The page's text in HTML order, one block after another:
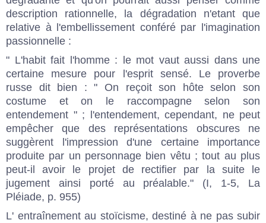
description rationnelle, la dégradation n'etant que
relative à l'embellissement conféré par l'imagination
passionnelle :
" L'habit fait l'homme : le mot vaut aussi dans une
certaine mesure pour l'esprit sensé. Le proverbe
russe dit bien : " On reçoit son hôte selon son
costume et on le raccompagne selon son
entendement " ; l'entendement, cependant, ne peut
empêcher que des représentations obscures ne
suggèrent l'impression d'une certaine importance
produite par un personnage bien vêtu ; tout au plus
peut-il avoir le projet de rectifier par la suite le
jugement ainsi porté au préalable." (I, 1-5, La
Pléiade, p. 955)
L' entraînement au stoïcisme, destiné à ne pas subir